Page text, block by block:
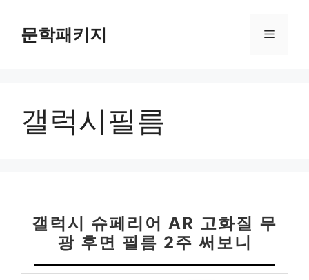
문학패키지 메
갤럭시필름
갤럭시 슈페리어 AR 고화질 무
광 후면 필름 2주 써보니